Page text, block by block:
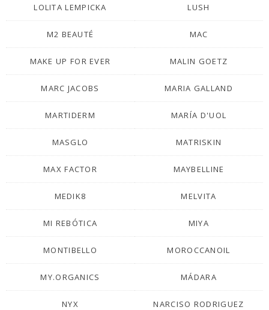
LOLITA LEMPICKA LUSH
M2 BEAUTÉ MAC
MAKE UP FOR EVER MALIN GOETZ
MARC JACOBS MARIA GALLAND
MARTIDERM MARÍA D'UOL
MASGLO MATRISKIN
MAX FACTOR MAYBELLINE
MEDIK8 MELVITA
MI REBÓTICA MIYA
MONTIBELLO MOROCCANOIL
MY.ORGANICS MÁDARA
NYX NARCISO RODRIGUEZ